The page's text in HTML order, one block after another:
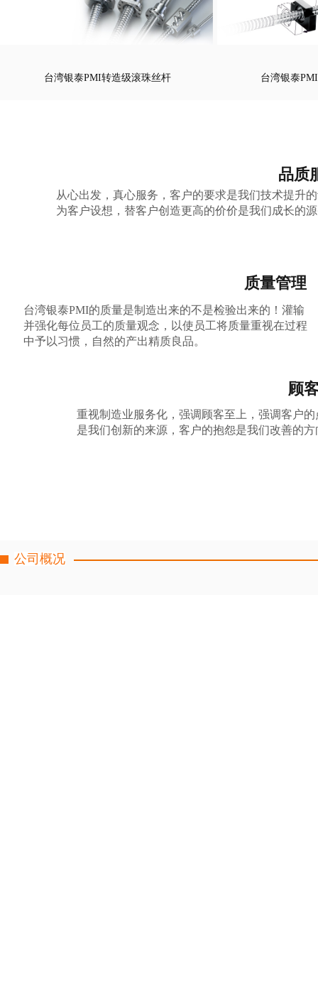
台湾银泰PMI转造级滚珠丝杆 台湾银泰
台湾银泰PMI的质量是制造出来的不是检验出来的！灌输
并强化每位员工的质量观念，以使员工将质量重视在过程
中予以习惯，自然的产出精质良品。
重视制造业服务化，强调顾客至上，强调客户的
是我们创新的来源，客户的抱怨是我们改善的方
从心出发，真心服务，客户的要求是我们技术提升
为客户设想，替客户创造更高的价价是我们成长的
质量管理
品质
顾
公司概况